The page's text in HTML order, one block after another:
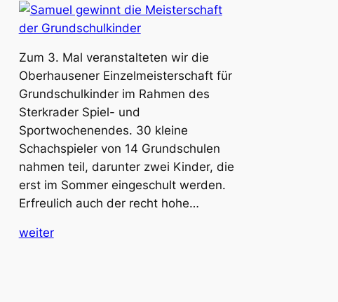
Zum 3. Mal veranstalteten wir die
Oberhausener Einzelmeisterschaft für
Grundschulkinder im Rahmen des
Sterkrader Spiel- und
Sportwochenendes. 30 kleine
Schachspieler von 14 Grundschulen
nahmen teil, darunter zwei Kinder, die
erst im Sommer eingeschult werden.
Erfreulich auch der recht hohe…
weiter